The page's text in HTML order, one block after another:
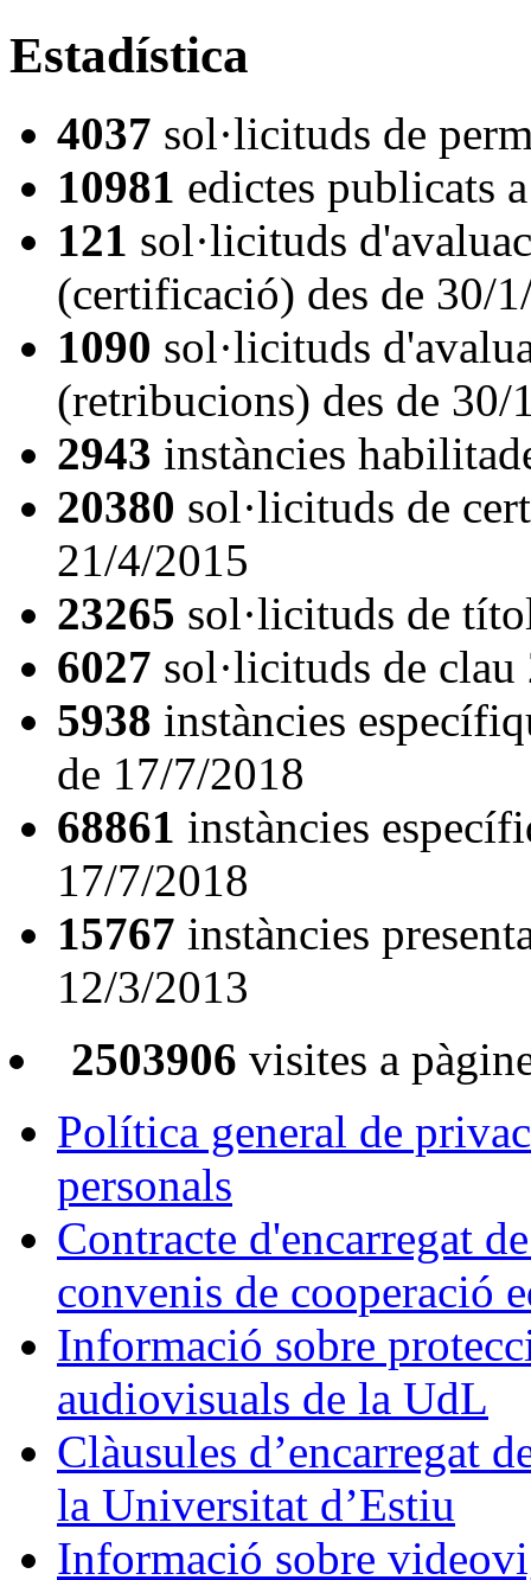
Estadística
4037 sol·licituds de
10981 edictes publicats
121 sol·licituds
(certificació) des de 30/
1090 sol·licituds
(retribucions) des de 30/
2943 instàncies
20380 sol·licituds de
21/4/2015
23265 sol·licituds de
6027 sol·licituds de
5938 instàncies
de 17/7/2018
68861 instàncies
17/7/2018
15767 instàncies
12/3/2013
2503906 visites a
Política general de
personals
Contracte d'encarregat
convenis de cooperació
Informació sobre
audiovisuals de la UdL
Clàusules d’encarregat
la Universitat d’Estiu
Informació sobre